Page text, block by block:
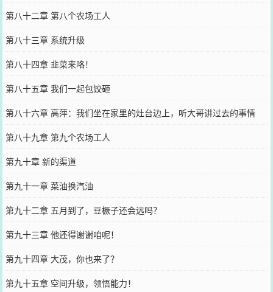
第八十二章 第八个农场工人
第八十三章 系统升级
第八十四章 韭菜来咯！
第八十五章 我们一起包饺砸
第八十六章 高萍：我们坐在家里的灶台边上，听大哥讲过去的事情
第八十九章 第九个农场工人
第九十章 新的渠道
第九十一章 菜油换汽油
第九十二章 五月到了，豆橛子还会远吗？
第九十三章 他还得谢谢咱呢！
第九十四章 大茂，你也来了？
第九十五章 空间升级，领悟能力！